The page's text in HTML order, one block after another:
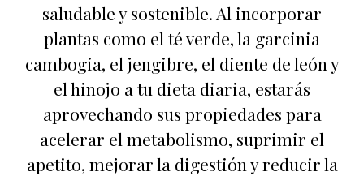
saludable y sostenible. Al incorporar
plantas como el té verde, la garcinia
cambogia, el jengibre, el diente de león y
el hinojo a tu dieta diaria, estarás
aprovechando sus propiedades para
acelerar el metabolismo, suprimir el
apetito, mejorar la digestión y reducir la